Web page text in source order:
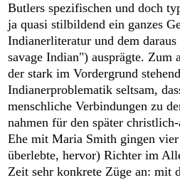
Butlers spezifischen und doch
ja quasi stilbildend ein ganzes
Indianerliteratur und dem
savage Indian") ausprägte. Zum
der stark im Vordergrund
Indianerproblematik seltsam,
menschliche Verbindungen zu
nahmen für den später
Ehe mit Maria Smith gingen
überlebte, hervor) Richter im
Zeit sehr konkrete Züge an: mit